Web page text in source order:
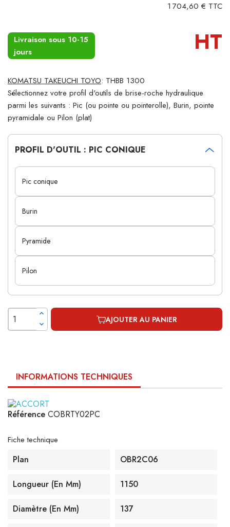
1 704,60 € TTC
Livraison sous 10-15
jours
HT
KOMATSU TAKEUCHI TOYO: THBB 1300
Sélectionnez votre profil d'outils de brise-roche hydraulique
parmi les suivants : Pic (ou pointe ou pointerolle), Burin, pointe
pyramidale ou Pilon (plat)
PROFIL D'OUTIL : PIC CONIQUE
Pic conique
Burin
Pyramide
Pilon
AJOUTER AU PANIER
INFORMATIONS TECHNIQUES
Référence COBRTY02PC
Fiche technique
Plan OBR2C06
Longueur (en Mm) 1150
Diamètre (en Mm) 137